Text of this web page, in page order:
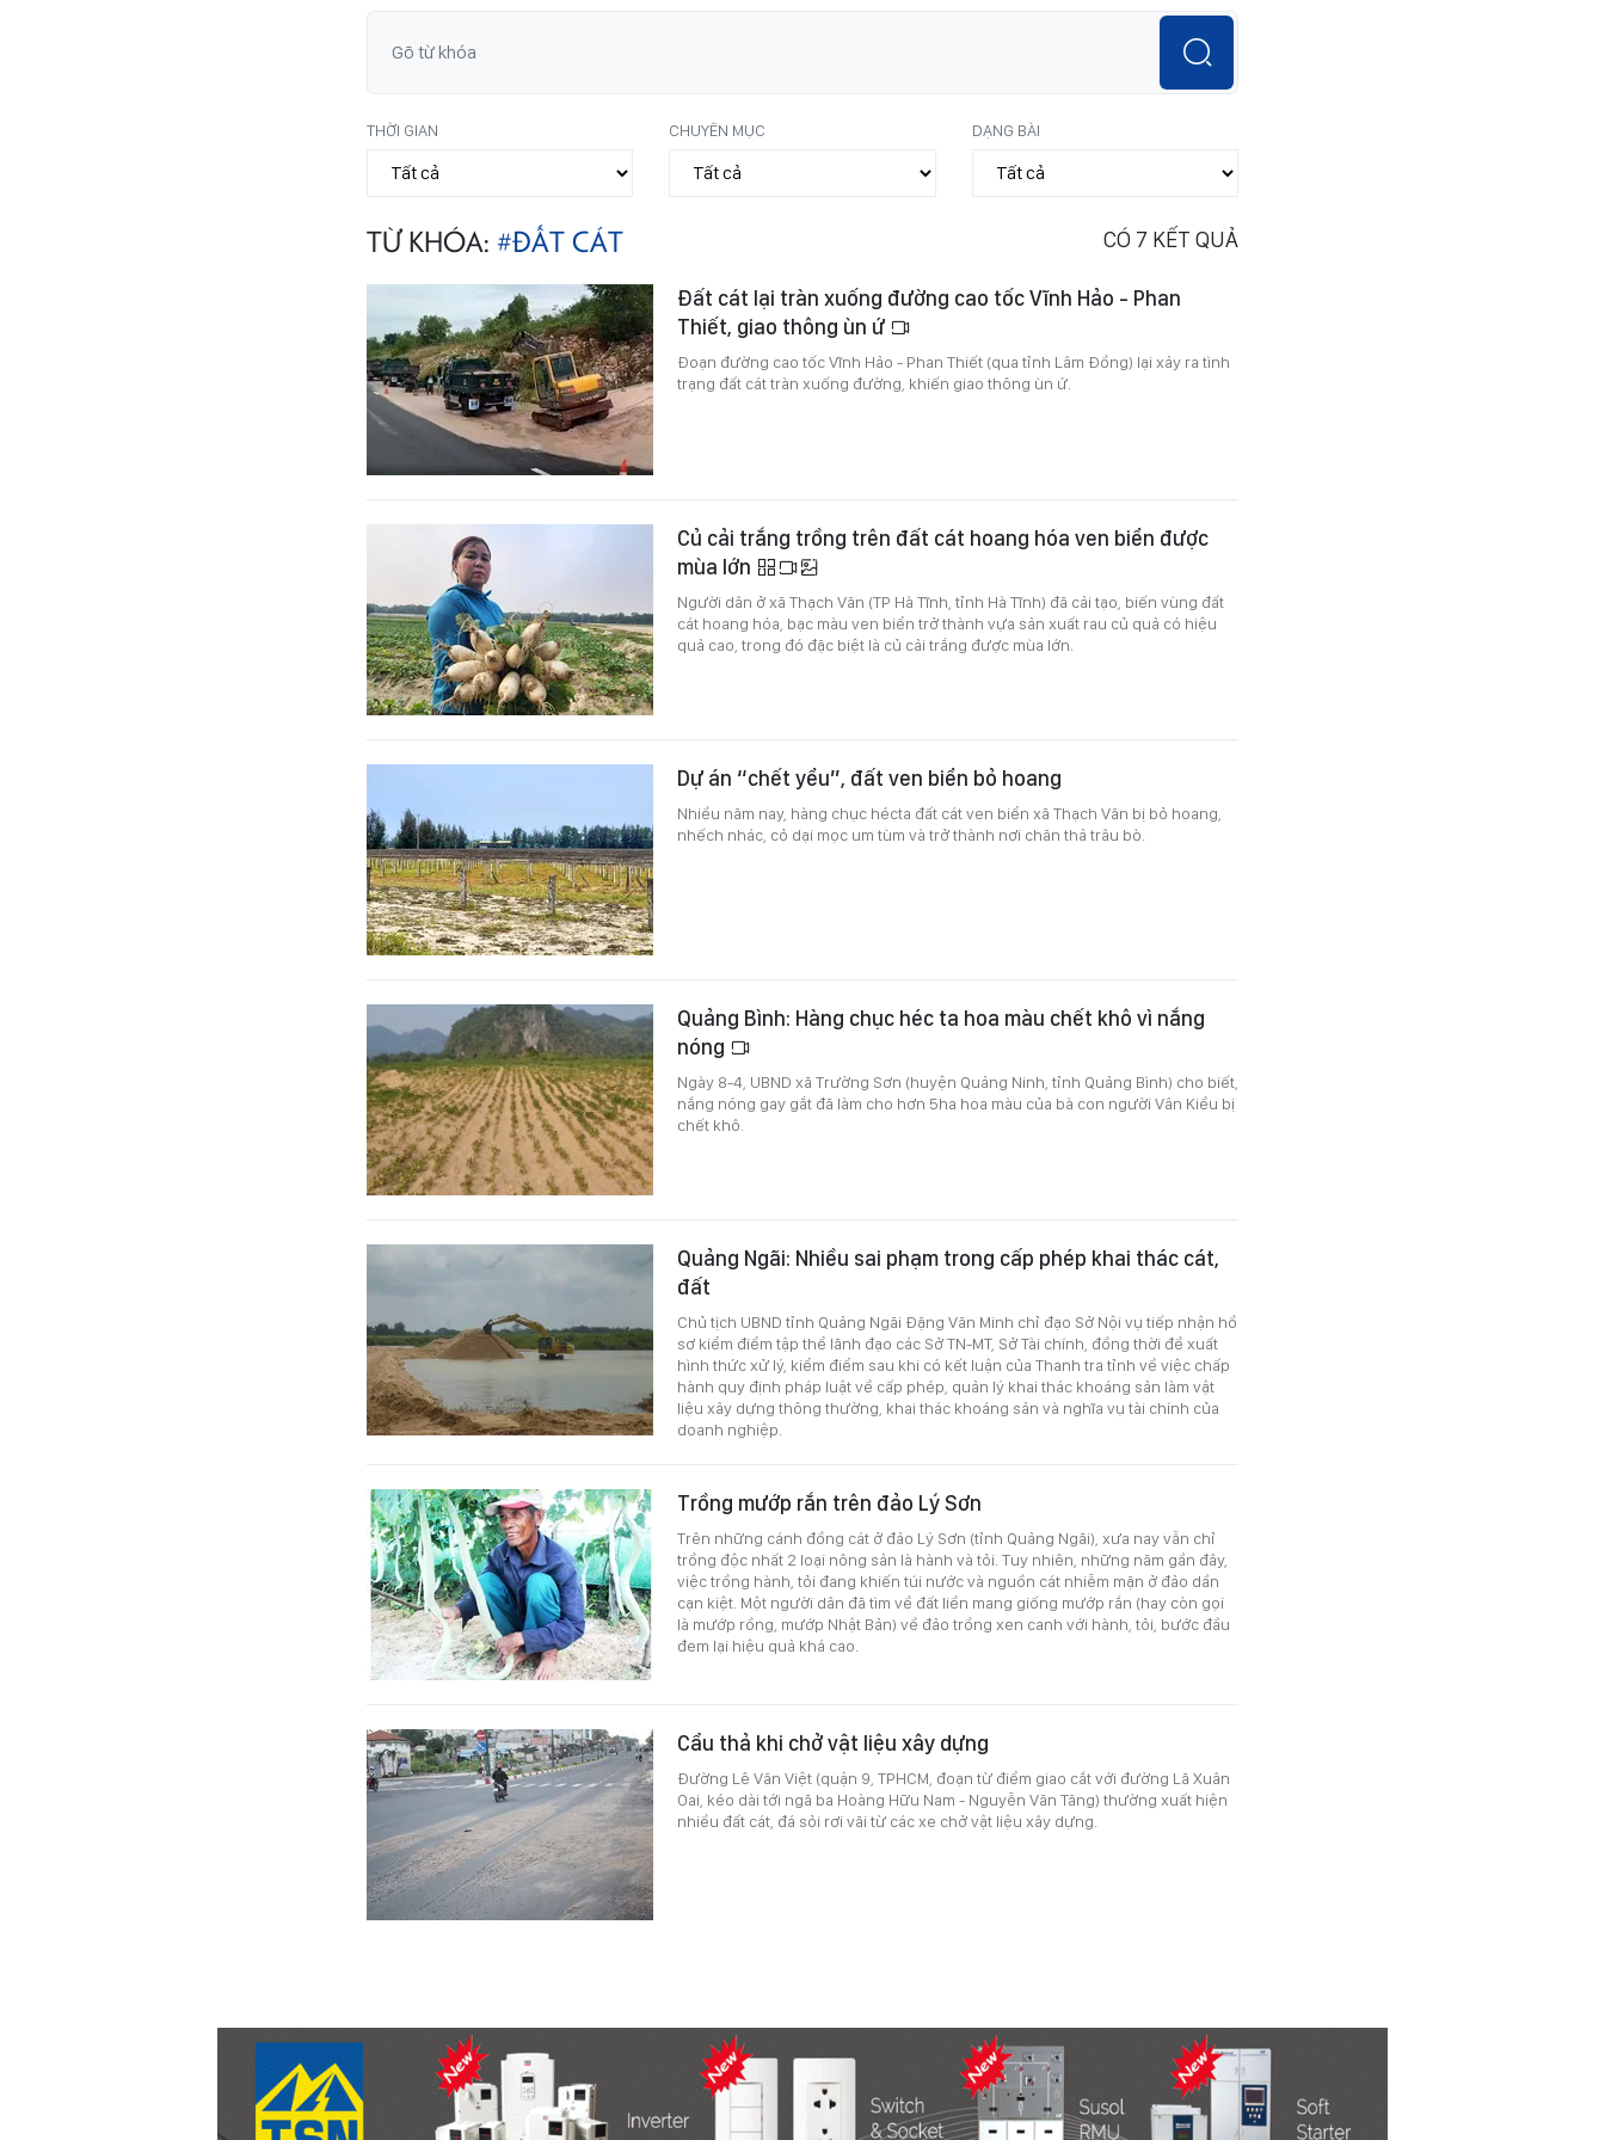
THỜI GIAN CHUYÊN MỤC DẠNG BÀI
TỪ KHÓA: #ĐẤT CÁT CÓ 7 KẾT QUẢ
Đất cát lại tràn xuống đường cao tốc Vĩnh Hảo - Phan
Thiết, giao thông ùn ứ
Đoạn đường cao tốc Vĩnh Hảo - Phan Thiết (qua tỉnh Lâm Đồng) lại xảy ra tình
trạng đất cát tràn xuống đường, khiến giao thông ùn ứ.
Củ cải trắng trồng trên đất cát hoang hóa ven biển được
mùa lớn
Người dân ở xã Thạch Văn (TP Hà Tĩnh, tỉnh Hà Tĩnh) đã cải tạo, biến vùng đất
cát hoang hóa, bạc màu ven biển trở thành vựa sản xuất rau củ quả có hiệu
quả cao, trong đó đặc biệt là củ cải trắng được mùa lớn.
Dự án “chết yểu”, đất ven biển bỏ hoang
Nhiều năm nay, hàng chục hécta đất cát ven biển xã Thạch Văn bị bỏ hoang,
nhếch nhác, cỏ dại mọc um tùm và trở thành nơi chăn thả trâu bò.
Quảng Bình: Hàng chục héc ta hoa màu chết khô vì nắng
nóng
Ngày 8-4, UBND xã Trường Sơn (huyện Quảng Ninh, tỉnh Quảng Bình) cho biết,
nắng nóng gay gắt đã làm cho hơn 5ha hoa màu của bà con người Vân Kiều bị
chết khô.
Quảng Ngãi: Nhiều sai phạm trong cấp phép khai thác cát,
đất
Chủ tịch UBND tỉnh Quảng Ngãi Đặng Văn Minh chỉ đạo Sở Nội vụ tiếp nhận hồ
sơ kiểm điểm tập thể lãnh đạo các Sở TN-MT, Sở Tài chính, đồng thời đề xuất
hình thức xử lý, kiểm điểm sau khi có kết luận của Thanh tra tỉnh về việc chấp
hành quy định pháp luật về cấp phép, quản lý khai thác khoáng sản làm vật
liệu xây dựng thông thường, khai thác khoáng sản và nghĩa vụ tài chính của
doanh nghiệp.
Trồng mướp rắn trên đảo Lý Sơn
Trên những cánh đồng cát ở đảo Lý Sơn (tỉnh Quảng Ngãi), xưa nay vẫn chỉ
trồng độc nhất 2 loại nông sản là hành và tỏi. Tuy nhiên, những năm gần đây,
việc trồng hành, tỏi đang khiến túi nước và nguồn cát nhiễm mặn ở đảo dần
cạn kiệt. Một người dân đã tìm về đất liền mang giống mướp rắn (hay còn gọi
là mướp rồng, mướp Nhật Bản) về đảo trồng xen canh với hành, tỏi, bước đầu
đem lại hiệu quả khá cao.
Cẩu thả khi chở vật liệu xây dựng
Đường Lê Văn Việt (quận 9, TPHCM, đoạn từ điểm giao cắt với đường Lã Xuân
Oai, kéo dài tới ngã ba Hoàng Hữu Nam - Nguyễn Văn Tăng) thường xuất hiện
nhiều đất cát, đá sỏi rơi vãi từ các xe chở vật liệu xây dựng.